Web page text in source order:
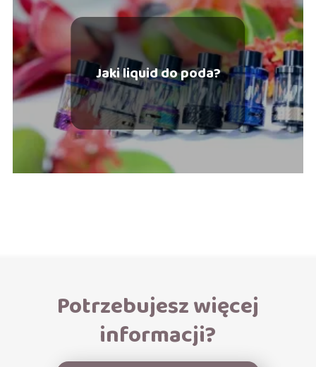
Jaki liquid do poda?
Potrzebujesz więcej
informacji?